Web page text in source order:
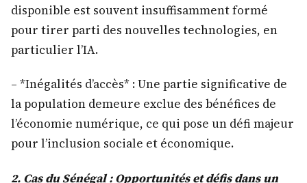
disponible est souvent insuffisamment formé
pour tirer parti des nouvelles technologies, en
particulier l’IA.
– *Inégalités d’accès* : Une partie significative de
la population demeure exclue des bénéfices de
l’économie numérique, ce qui pose un défi majeur
pour l’inclusion sociale et économique.
2. Cas du Sénégal : Opportunités et défis dans un